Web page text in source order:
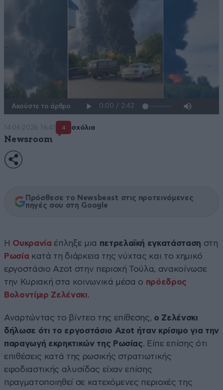
Ακούστε το άρθρο
14·06·2026 16:41 4 σχόλια
Newsroom
Πρόσθεσε το Newsbeast στις προτεινόμενες
πηγές σου στη Google
Η Ουκρανία έπληξε μια πετρελαϊκή εγκατάσταση στη
Ρωσία κατά τη διάρκεια της νύχτας και το χημικό
εργοστάσιο Azot στην περιοχή Τούλα, ανακοίνωσε
την Κυριακή στα κοινωνικά μέσα ο πρόεδρος
Βολοντίμιρ Ζελένσκι.
Αναρτώντας το βίντεο της επίθεσης, ο Ζελένσκι
δήλωσε ότι το εργοστάσιο Azot ήταν κρίσιμο για την
παραγωγή εκρηκτικών της Ρωσίας. Είπε επίσης ότι
επιθέσεις κατά της ρωσικής στρατιωτικής
εφοδιαστικής αλυσίδας είχαν επίσης
πραγματοποιηθεί σε κατεχόμενες περιοχές της